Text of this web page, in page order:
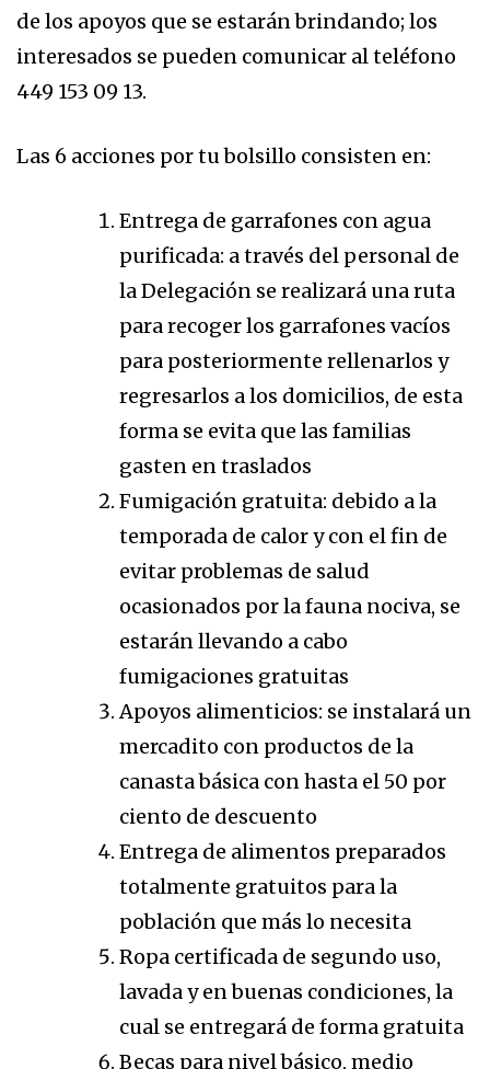
de los apoyos que se estarán brindando; los
interesados se pueden comunicar al teléfono
449 153 09 13.
Las 6 acciones por tu bolsillo consisten en:
Entrega de garrafones con agua
purificada: a través del personal de
la Delegación se realizará una ruta
para recoger los garrafones vacíos
para posteriormente rellenarlos y
regresarlos a los domicilios, de esta
forma se evita que las familias
gasten en traslados
Fumigación gratuita: debido a la
temporada de calor y con el fin de
evitar problemas de salud
ocasionados por la fauna nociva, se
estarán llevando a cabo
fumigaciones gratuitas
Apoyos alimenticios: se instalará un
mercadito con productos de la
canasta básica con hasta el 50 por
ciento de descuento
Entrega de alimentos preparados
totalmente gratuitos para la
población que más lo necesita
Ropa certificada de segundo uso,
lavada y en buenas condiciones, la
cual se entregará de forma gratuita
Becas para nivel básico, medio